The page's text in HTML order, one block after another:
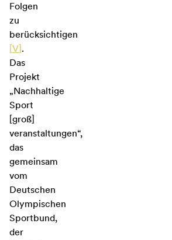
Folgen
zu
berücksichtigen
[V].
Das
Projekt
„Nachhaltige
Sport
[groß]
veranstaltungen“,
das
gemeinsam
vom
Deutschen
Olympischen
Sportbund,
der